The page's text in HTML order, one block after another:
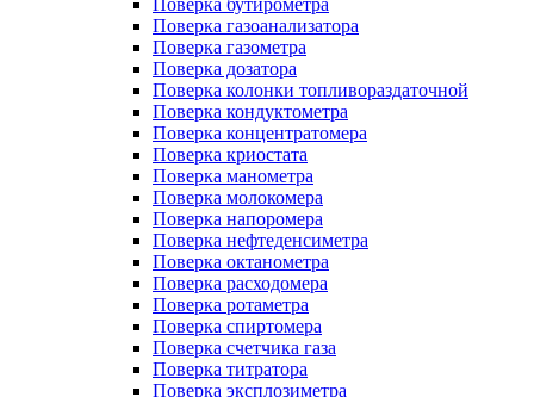
Поверка бутирометра
Поверка газоанализатора
Поверка газометра
Поверка дозатора
Поверка колонки топливораздаточной
Поверка кондуктометра
Поверка концентратомера
Поверка криостата
Поверка манометра
Поверка молокомера
Поверка напоромера
Поверка нефтеденсиметра
Поверка октанометра
Поверка расходомера
Поверка ротаметра
Поверка спиртомера
Поверка счетчика газа
Поверка титратора
Поверка эксплозиметра